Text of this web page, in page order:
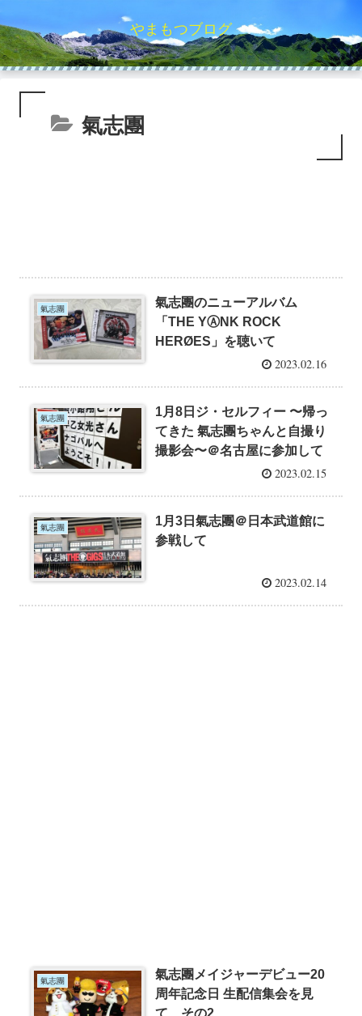
やまもつブログ
氣志團
氣志團
氣志團のニューアルバム
「THE YⒶNK ROCK
HERØES」を聴いて
2023.02.16
氣志團
1月8日ジ・セルフィー 〜帰っ
てきた 氣志團ちゃんと自撮り
撮影会〜＠名古屋に参加して
2023.02.15
氣志團
1月3日氣志團＠日本武道館に
参戦して
2023.02.14
氣志團
氣志團メイジャーデビュー20
周年記念日 生配信集会を見
て その2